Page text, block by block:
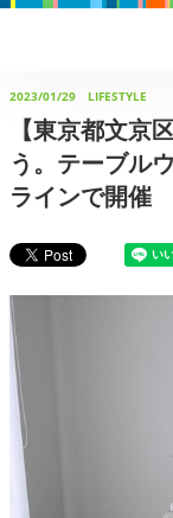
2023/01/29 LIFESTYLE
【東京都文京
う。テーブル
ラインで開催